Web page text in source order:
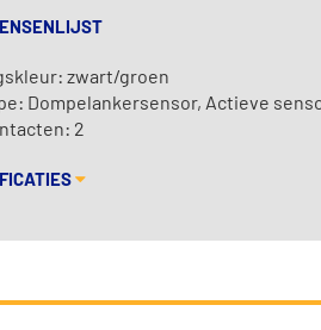
zwart/groen
Dompelankersensor, Actieve
2